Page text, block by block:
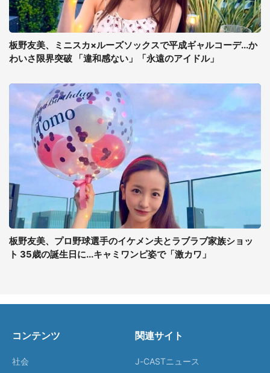
板野友美、ミニスカ×ルーズソックスで平成ギャルコーデ...か
わいさ限界突破 「違和感ない」「永遠のアイドル」
板野友美、プロ野球選手のイケメン夫とラブラブ家族ショッ
ト 35歳の誕生日に...キャミワンピ姿で「激カワ」
コンテンツ
社会
関連サイト
J-CASTニュース